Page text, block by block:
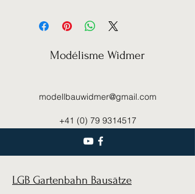
Modélisme Widmer
modellbauwidmer@gmail.com
+41 (0) 79 9314517
LGB Gartenbahn Bausätze